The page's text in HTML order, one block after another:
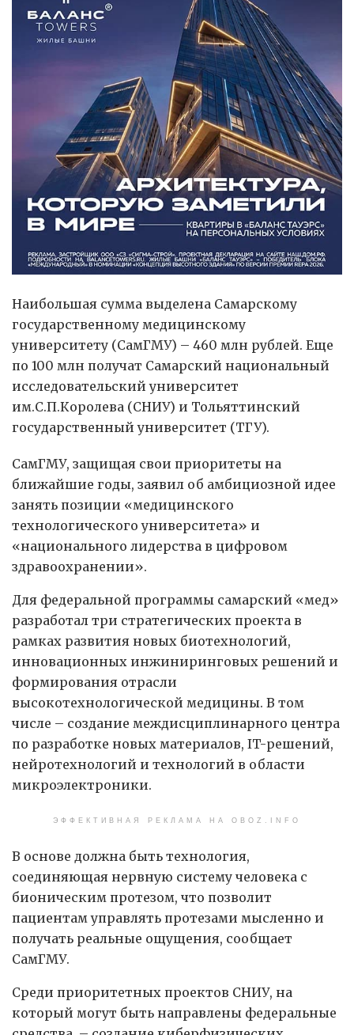
Наибольшая сумма выделена Самарскому
государственному медицинскому
университету (СамГМУ) – 460 млн рублей. Еще
по 100 млн получат Самарский национальный
исследовательский университет
им.С.П.Королева (СНИУ) и Тольяттинский
государственный университет (ТГУ).
СамГМУ, защищая свои приоритеты на
ближайшие годы, заявил об амбициозной идее
занять позиции «медицинского
технологического университета» и
«национального лидерства в цифровом
здравоохранении».
Для федеральной программы самарский «мед»
разработал три стратегических проекта в
рамках развития новых биотехнологий,
инновационных инжиниринговых решений и
формирования отрасли
высокотехнологической медицины. В том
числе – создание междисциплинарного центра
по разработке новых материалов, IT-решений,
нейротехнологий и технологий в области
микроэлектроники.
ЭФФЕКТИВНАЯ РЕКЛАМА НА OBOZ.INFO
В основе должна быть технология,
соединяющая нервную систему человека с
бионическим протезом, что позволит
пациентам управлять протезами мысленно и
получать реальные ощущения, сообщает
СамГМУ.
Среди приоритетных проектов СНИУ, на
который могут быть направлены федеральные